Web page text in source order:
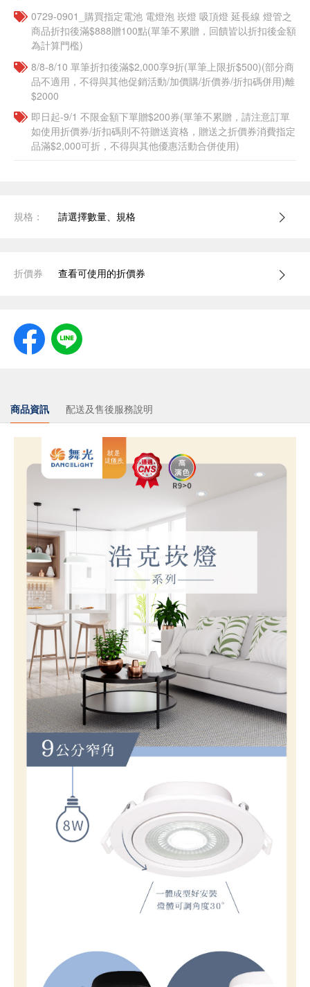
0729-0901_購買指定電池 電燈泡 崁燈 吸頂燈 延長線 燈管之
商品折扣後滿$888贈100點(單筆不累贈，回饋皆以折扣後金額
為計算門檻)
8/8-8/10 單筆折扣後滿$2,000享9折(單筆上限折$500)(部分商
品不適用，不得與其他促銷活動/加價購/折價券/折扣碼併用)離
$2000
即日起-9/1 不限金額下單贈$200券(單筆不累贈，請注意訂單
如使用折價券/折扣碼則不符贈送資格，贈送之折價券消費指定
品滿$2,000可折，不得與其他優惠活動合併使用)
規格： 請選擇數量、規格
折價券 查看可使用的折價券
商品資訊 配送及售後服務說明